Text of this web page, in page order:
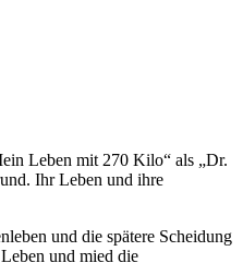
Leben mit 270 Kilo“ als „Dr.
Ihr Leben und ihre
und die spätere Scheidung
und mied die